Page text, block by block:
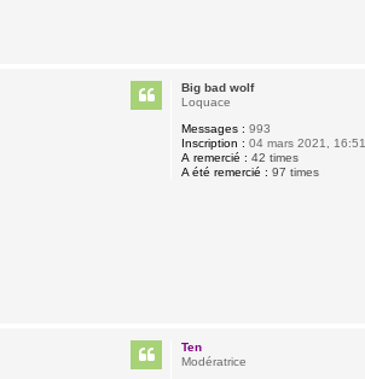
Big bad wolf
Loquace
Messages : 993
Inscription : 04 mars 2021, 16:51
A remercié : 42 times
A été remercié : 97 times
Ten
Modératrice